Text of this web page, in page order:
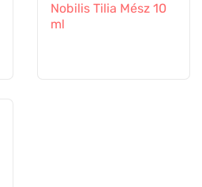
Nobilis Tilia Mész 10
ml